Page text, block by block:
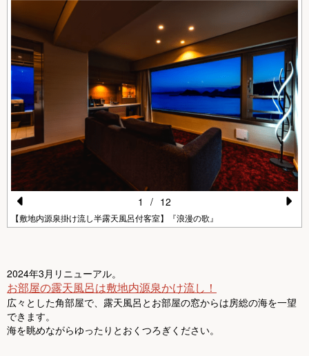
Pr
o
u
s
【敷地内源泉掛け流し半露天風呂付客室】『浪漫の歌』
1 / 12
2024年3月リニューアル。
お部屋の露天風呂は敷地内源泉かけ流し！
広々とした角部屋で、露天風呂とお部屋の窓からは房総の海を一望
できます。
海を眺めながらゆったりとおくつろぎください。